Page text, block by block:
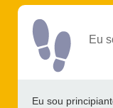
Eu
Eu sou